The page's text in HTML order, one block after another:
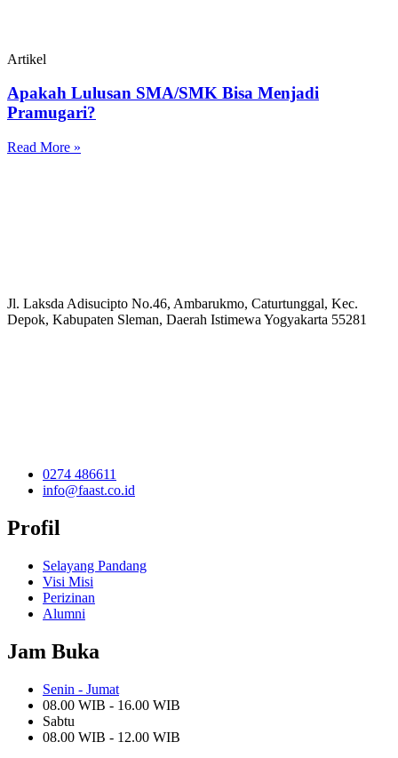
Artikel
Apakah Lulusan SMA/SMK Bisa Menjadi
Pramugari?
Read More »
Jl. Laksda Adisucipto No.46, Ambarukmo, Caturtunggal, Kec.
Depok, Kabupaten Sleman, Daerah Istimewa Yogyakarta 55281
0274 486611
info@faast.co.id
Profil
Selayang Pandang
Visi Misi
Perizinan
Alumni
Jam Buka
Senin - Jumat
08.00 WIB - 16.00 WIB
Sabtu
08.00 WIB - 12.00 WIB